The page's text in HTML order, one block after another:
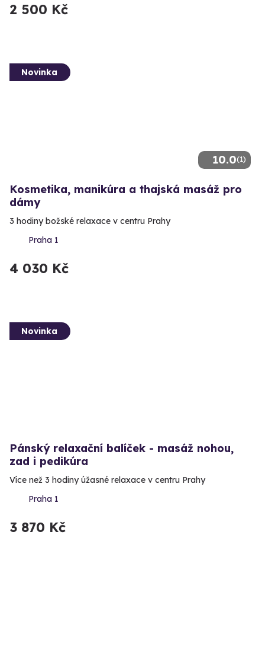
2 500 Kč
10.0(1)
Novinka
Kosmetika, manikúra a thajská masáž pro
dámy
3 hodiny božské relaxace v centru Prahy
Praha 1
4 030 Kč
Novinka
Pánský relaxační balíček - masáž nohou,
zad i pedikúra
Více než 3 hodiny úžasné relaxace v centru Prahy
Praha 1
3 870 Kč